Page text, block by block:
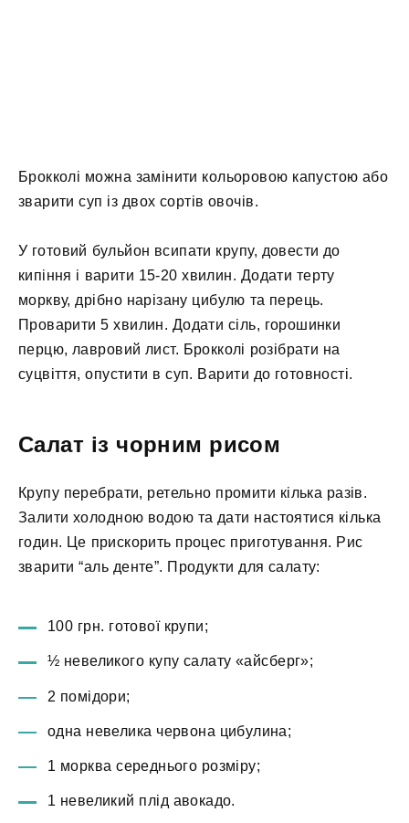
Брокколі можна замінити кольоровою капустою або
зварити суп із двох сортів овочів.
У готовий бульйон всипати крупу, довести до
кипіння і варити 15-20 хвилин. Додати терту
моркву, дрібно нарізану цибулю та перець.
Проварити 5 хвилин. Додати сіль, горошинки
перцю, лавровий лист. Брокколі розібрати на
суцвіття, опустити в суп. Варити до готовності.
Салат із чорним рисом
Крупу перебрати, ретельно промити кілька разів.
Залити холодною водою та дати настоятися кілька
годин. Це прискорить процес приготування. Рис
зварити “аль денте”. Продукти для салату:
100 грн. готової крупи;
½ невеликого купу салату «айсберг»;
2 помідори;
одна невелика червона цибулина;
1 морква середнього розміру;
1 невеликий плід авокадо.